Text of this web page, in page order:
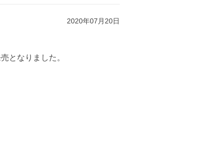
2020年07月20日
となりました。